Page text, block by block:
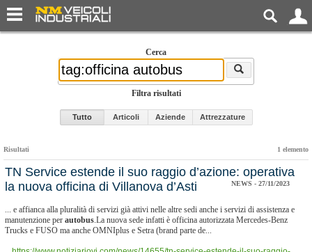
Cerca
Filtra risultati
Tutto Articoli Aziende Attrezzature
Risultati 1 elemento
TN Service estende il suo raggio d’azione: operativa
la nuova officina di Villanova d’Asti
NEWS - 27/11/2023
... e affianca alla pluralità di servizi già attivi nelle altre sedi anche i servizi di assistenza e
manutenzione per autobus.La nuova sede infatti è officina autorizzata Mercedes-Benz
Trucks e FUSO ma anche OMNIplus e Setra (brand parte de...